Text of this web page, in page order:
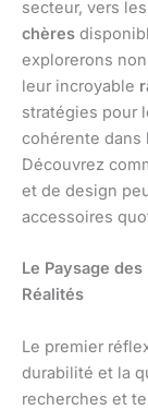
secteur, vers
chères
explorerons
leur incroyable
stratégies pour
cohérente dans
Découvrez
et de design
accessoires
Le Paysage
Réalités
Le premier
durabilité et la
recherches et